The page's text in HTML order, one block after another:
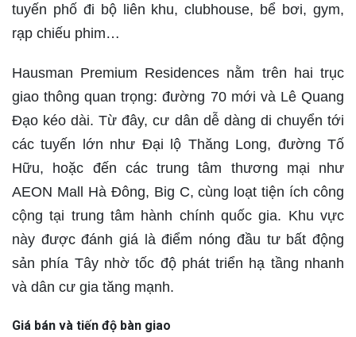
tuyến phố đi bộ liên khu, clubhouse, bể bơi, gym,
rạp chiếu phim…
Hausman Premium Residences nằm trên hai trục
giao thông quan trọng: đường 70 mới và Lê Quang
Đạo kéo dài. Từ đây, cư dân dễ dàng di chuyển tới
các tuyến lớn như Đại lộ Thăng Long, đường Tố
Hữu, hoặc đến các trung tâm thương mại như
AEON Mall Hà Đông, Big C, cùng loạt tiện ích công
cộng tại trung tâm hành chính quốc gia. Khu vực
này được đánh giá là điểm nóng đầu tư bất động
sản phía Tây nhờ tốc độ phát triển hạ tầng nhanh
và dân cư gia tăng mạnh.
Giá bán và tiến độ bàn giao